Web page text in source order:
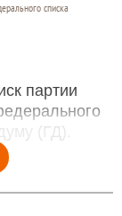
списка
партии
(ГД).